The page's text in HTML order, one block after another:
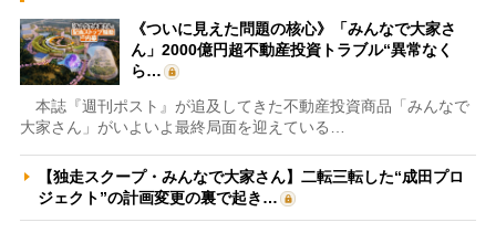
《ついに見えた問題の核心》「みんなで大家さ
ん」2000億円超不動産投資トラブル“異常なく
ら…
本誌『週刊ポスト』が追及してきた不動産投資商品「みんなで
大家さん」がいよいよ最終局面を迎えている…
【独走スクープ・みんなで大家さん】二転三転した“成田プロ
ジェクト”の計画変更の裏で起き…